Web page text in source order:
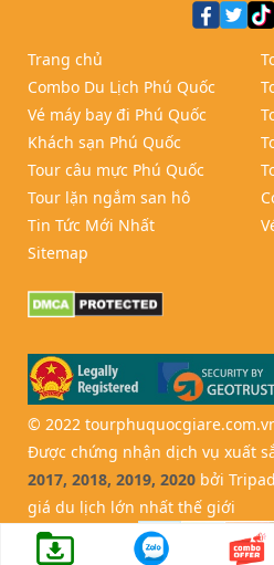
Trang chủ
Combo Du Lịch Phú Quốc
Vé máy bay đi Phú Quốc
Khách sạn Phú Quốc
Tour câu mực Phú Quốc
Tour lặn ngắm san hô
Tin Tức Mới Nhất
Sitemap
© 2022
Được chứng nhận dịch vụ xuất
2017, 2018, 2019, 2020 bởi
giá du lịch lớn nhất thế giới